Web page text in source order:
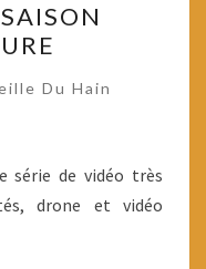
Du Hain
série de vidéo très
drone et vidéo